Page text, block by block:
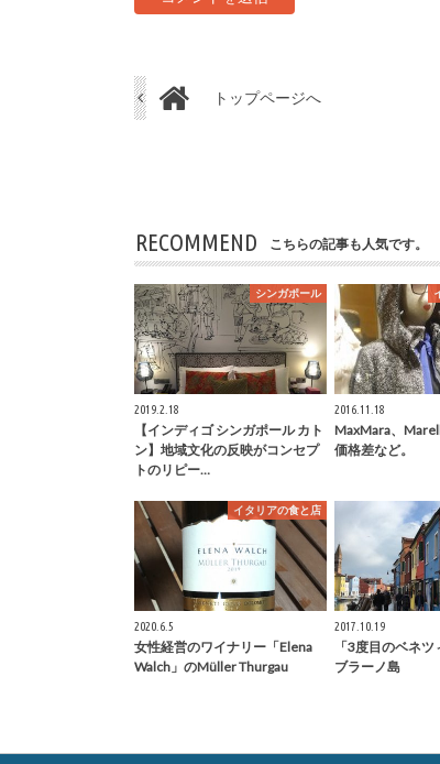
トップページへ
RECOMMEND こちらの記事も人気です。
シンガポール
2019.2.18
【インディゴ シンガポール カト
ン】地域文化の反映がコンセプ
トのリピー…
2016.11.18
MaxMara、
価格差など。
イタリアの食と店
2020.6.5
女性経営のワイナリー「Elena
Walch」のMüller Thurgau
2017.10.19
「3度目のベネツ
ブラーノ島